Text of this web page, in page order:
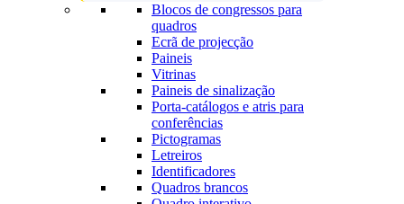
Blocos de congressos para
quadros
Ecrã de projecção
Paineis
Vitrinas
Paineis de sinalização
Porta-catálogos e atris para
conferências
Pictogramas
Letreiros
Identificadores
Quadros brancos